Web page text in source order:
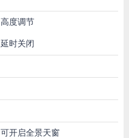
高度调节
延时关闭
可开启全景天窗